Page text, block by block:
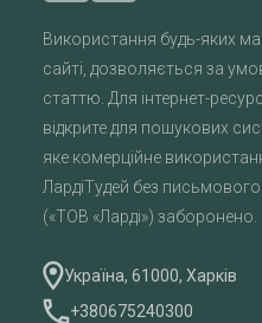
Використання будь-яких
сайті, дозволяється за
статтю. Для інтернет-
відкрите для пошукових
яке комерційне
ЛардіТудей без письмового
(«ТОВ «Ларді») заборонено.
Україна, 61000, Харків
+380675240300